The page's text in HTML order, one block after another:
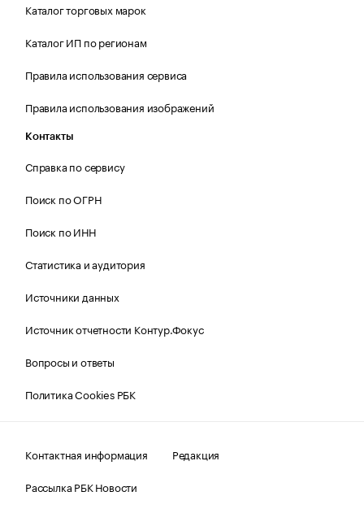
Каталог торговых марок
Каталог ИП по регионам
Правила использования сервиса
Правила использования изображений
Контакты
Справка по сервису
Поиск по ОГРН
Поиск по ИНН
Статистика и аудитория
Источники данных
Источник отчетности Контур.Фокус
Вопросы и ответы
Политика Cookies РБК
Контактная информация
Редакция
Рассылка РБК Новости